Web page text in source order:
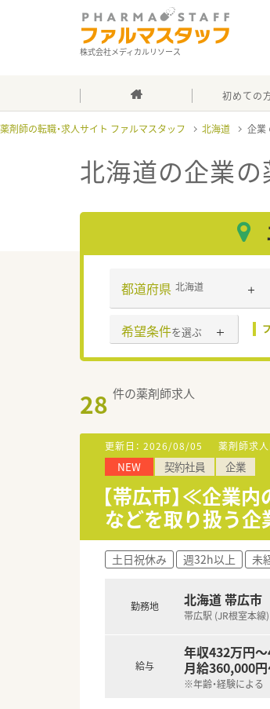
株式会社メディカルリソース
初めての
薬剤師の転職・求人サイト ファルマスタッフ 北海道 企業
北海道の企業
都道府県 北海道
希望条件を選ぶ
28 件の薬剤師求人
更新日： 2026/08/05 薬剤師求人
NEW 契約社員 企業
【帯広市】≪企業
などを取り扱う企
土日祝休み 週32h以上 未
勤務地 北海道 帯広市
帯広駅 (JR根室本線)
給与
年収432万円
月給360,000
※年齢・経験による